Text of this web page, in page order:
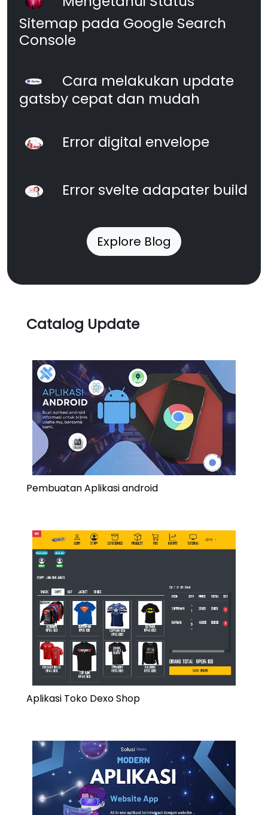
Sitemap pada Google Search
Console
Cara melakukan update
gatsby cepat dan mudah
Error digital envelope
Error svelte adapater build
Explore Blog
Catalog Update
Pembuatan Aplikasi android
Aplikasi Toko Dexo Shop